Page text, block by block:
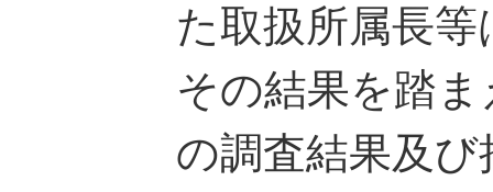
た取扱所属長
その結果を踏
の調査結果及